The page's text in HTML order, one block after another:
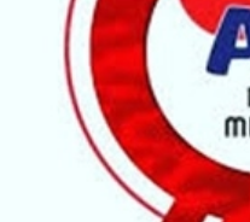
Silvan Belediyesi,
çalışanlara yönelik
eğitim programı
ve kapsayıcı bir yaşam